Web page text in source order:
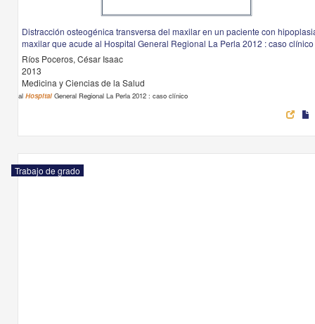
Distracción osteogénica transversa del maxilar en un paciente con
maxilar que acude al Hospital General Regional La Perla 2012 : caso clínico
Ríos Poceros, César Isaac
2013
Medicina y Ciencias de la Salud
alHospital General Regional La Perla 2012 : caso clínico
Trabajo de grado